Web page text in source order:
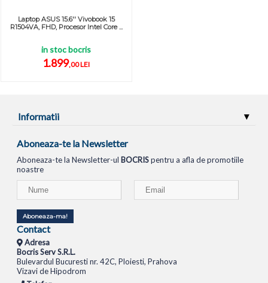
Laptop ASUS 15.6'' Vivobook 15
R1504VA, FHD, Procesor Intel Core ...
in stoc bocris
1.899,00 LEI
Informatii
Aboneaza-te la Newsletter
Aboneaza-te la Newsletter-ul BOCRISpentru a afla de promotiile
noastre
Aboneaza-ma!
Contact
Adresa
Bocris Serv S.R.L.
Bulevardul Bucuresti nr. 42C, Ploiesti, Prahova
Vizavi de Hipodrom